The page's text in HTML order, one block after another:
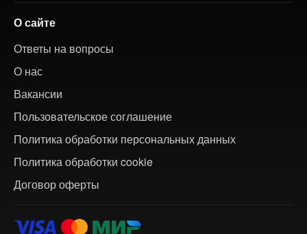
О сайте
Ответы на вопросы
О нас
Вакансии
Пользовательское соглашение
Политика обработки персональных данных
Политика обработки cookie
Договор оферты